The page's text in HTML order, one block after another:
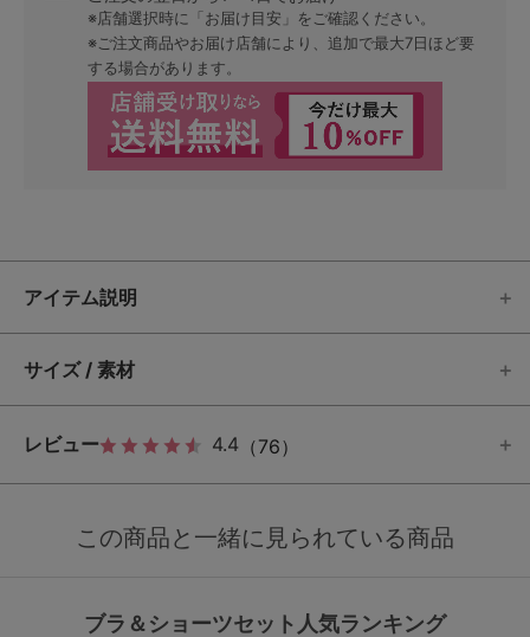
※店舗選択時に「お届け目安」をご確認ください。
※ご注文商品やお届け店舗により、追加で最大7日ほど要
する場合があります。
アイテム説明
サイズ / 素材
レビュー 4.4 （76）
この商品と一緒に見られている商品
ブラ＆ショーツセット人気ランキング